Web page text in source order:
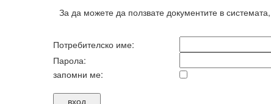
За да можете да ползвате документите в системата,
Потребителско име:
Парола:
запомни ме: